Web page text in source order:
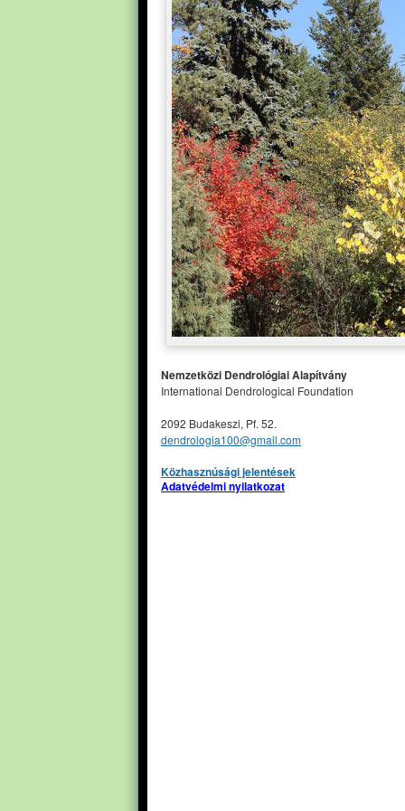
Nemzetközi Dendrológiai Alapítvány
International Dendrological Foundation
2092 Budakeszi, Pf. 52.
dendrologia100@gmail.com
Közhasznúsági jelentések
Adatvédelmi nyilatkozat